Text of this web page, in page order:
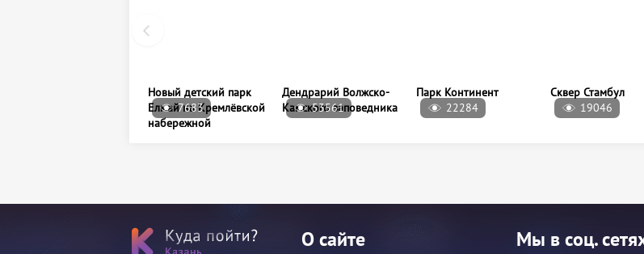
7683
Новый детский парк
Елмай на Кремлёвской
набережной
53561
Дендрарий Волжско-
Камского заповедника
22284
Парк Континент
19046
Сквер Стамбул
О сайте Мы в соц.